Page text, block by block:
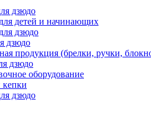
дзюдо
детей и начинающих
дзюдо
дзюдо
продукция (брелки, ручки,
дзюдо
оборудование
дзюдо